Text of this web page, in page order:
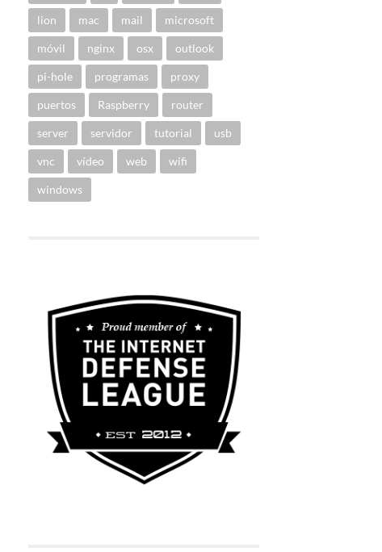
lion mac mail microsoft
móvil nginx osx outlook
pi-hole programas proxy
puertos Raspberry router
server servidor tutorial usb
vnc vídeo web wifi
windows